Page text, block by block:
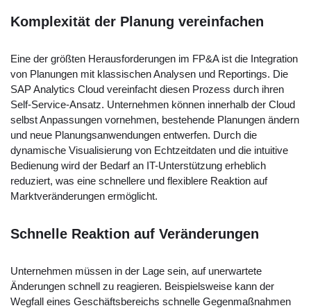
Komplexität der Planung vereinfachen
Eine der größten Herausforderungen im FP&A ist die Integration
von Planungen mit klassischen Analysen und Reportings. Die
SAP Analytics Cloud vereinfacht diesen Prozess durch ihren
Self-Service-Ansatz. Unternehmen können innerhalb der Cloud
selbst Anpassungen vornehmen, bestehende Planungen ändern
und neue Planungsanwendungen entwerfen. Durch die
dynamische Visualisierung von Echtzeitdaten und die intuitive
Bedienung wird der Bedarf an IT-Unterstützung erheblich
reduziert, was eine schnellere und flexiblere Reaktion auf
Marktveränderungen ermöglicht.
Schnelle Reaktion auf Veränderungen
Unternehmen müssen in der Lage sein, auf unerwartete
Änderungen schnell zu reagieren. Beispielsweise kann der
Wegfall eines Geschäftsbereichs schnelle Gegenmaßnahmen